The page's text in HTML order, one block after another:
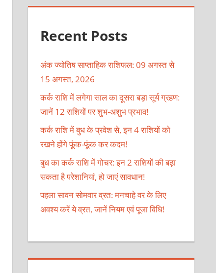
Recent Posts
अंक ज्योतिष साप्ताहिक राशिफल: 09 अगस्त से
15 अगस्त, 2026
कर्क राशि में लगेगा साल का दूसरा बड़ा सूर्य ग्रहण:
जानें 12 राशियों पर शुभ-अशुभ प्रभाव!
कर्क राशि में बुध के प्रवेश से, इन 4 राशियों को
रखने होंगे फूंक-फूंक कर कदम!
बुध का कर्क राशि में गोचर: इन 2 राशियों की बढ़ा
सकता है परेशानियां, हो जाएं सावधान!
पहला सावन सोमवार व्रत: मनचाहे वर के लिए
अवश्य करें ये व्रत, जानें नियम एवं पूजा विधि!